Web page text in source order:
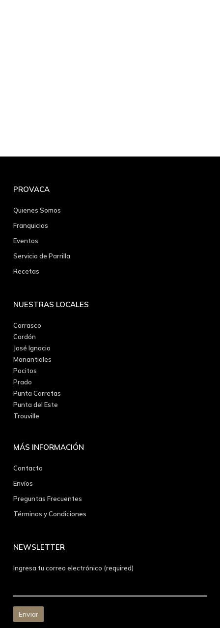
PROVACA
Quienes Somos
Franquicias
Eventos
Servicio de Parrilla
Recetas
NUESTRAS LOCALES
Carrasco
Cordón
José Ignacio
Manantiales
Pocitos
Prado
Punta Carretas
Punta del Este
Trouville
MÁS INFORMACIÓN
Contacto
Envíos
Preguntas Frecuentes
Términos y Condiciones
NEWSLETTER
Ingresa tu correo electrónico (required)